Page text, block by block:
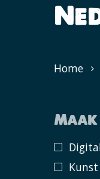
Home
Maak